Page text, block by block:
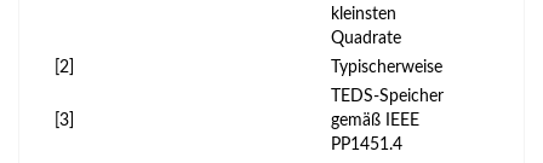
kleinsten
Quadrate
[2]
Typischerweise
[3]
TEDS-Speicher
gemäß IEEE
PP1451.4